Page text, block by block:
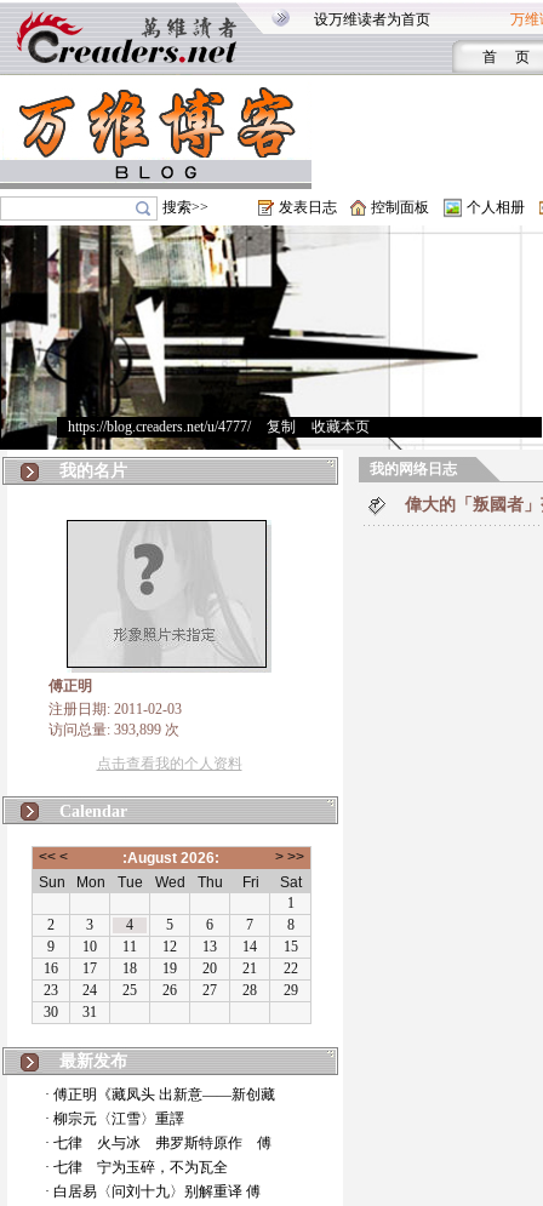
设万维读者为首页 万维
首 页
搜索>> 发表日志 控制面板 个人相册
https://blog.creaders.net/u/4777/> 复制 收藏本页
我的名片
傅正明
注册日期: 2011-02-03
访问总量: 393,899 次
点击查看我的个人资料
Calendar
最新发布
· 傅正明《藏凤头 出新意——新创藏
· 柳宗元〈江雪〉重譯
· 七律 火与冰 弗罗斯特原作 傅
· 七律 宁为玉碎，不为瓦全
· 白居易〈问刘十九〉别解重译 傅
我的网络日志
偉大的「叛國者